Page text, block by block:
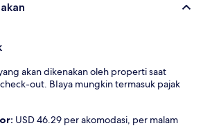
akan dikenakan oleh properti saat
out. BIaya mungkin termasuk pajak
USD 46.29 per akomodasi, per malam